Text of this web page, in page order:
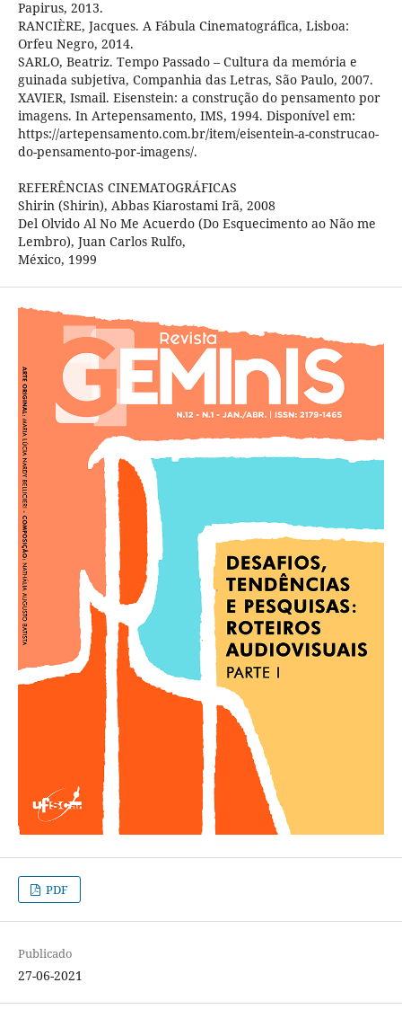
Papirus, 2013.
RANCIÈRE, Jacques. A Fábula Cinematográfica, Lisboa:
Orfeu Negro, 2014.
SARLO, Beatriz. Tempo Passado – Cultura da memória e
guinada subjetiva, Companhia das Letras, São Paulo, 2007.
XAVIER, Ismail. Eisenstein: a construção do pensamento por
imagens. In Artepensamento, IMS, 1994. Disponível em:
https://artepensamento.com.br/item/eisentein-a-construcao-
do-pensamento-por-imagens/.
REFERÊNCIAS CINEMATOGRÁFICAS
Shirin (Shirin), Abbas Kiarostami Irã, 2008
Del Olvido Al No Me Acuerdo (Do Esquecimento ao Não me
Lembro), Juan Carlos Rulfo,
México, 1999
PDF
Publicado
27-06-2021